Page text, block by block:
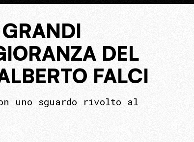
DEL
FALCI
uno sguardo rivolto al